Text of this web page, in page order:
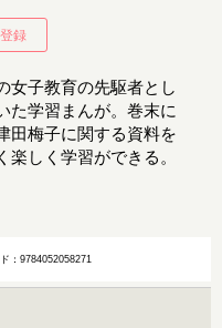
録
女子教育の先駆者とし
た学習まんが。巻末に
田梅子に関する資料を
しく学習ができる。
：9784052058271